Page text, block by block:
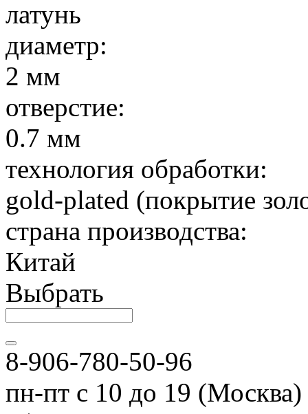
латунь
диаметр:
2 мм
отверстие:
0.7 мм
технология обработки:
gold-plated (покрытие
страна производства:
Китай
Выбрать
8-906-780-50-96
пн-пт с 10 до 19 (Москва)